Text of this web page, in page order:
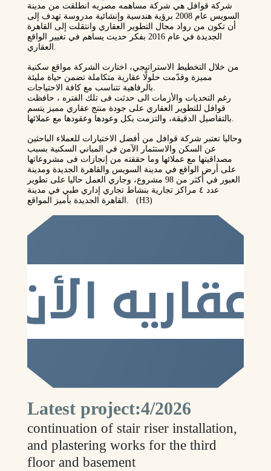
شركة قوافل هي شركة مساهمه مصريه انطلقت من مدينة
السويس عام 2008 برؤية هندسية وإنشائية مدروسة تهدف إلى
أن تكون من رواد مجال التطوير العقاري وانتقلت إلى القاهرة
الجديدة في عام 2016 بفكر حديث يساهم في تغيير الواقع
من خلال التخطيط الاستراتيجي، اختارت الشركة مواقع سكنية
مميزة وقدّمت حلولًا عقارية متكاملة تضمن حياة مليئة
رغم التحديات والأزمات الى حدثت فى تلك الفتره ، حافظت
قوافل للتطوير العقاري على جودة منتج عقاري مميز يتسم
وحاليا تعتبر شركة قوافل من أفضل الاختيارات للعملاء الباحثين
عن السكن والاستثمار الآمن في المباني السكنية بسبب
مصداقيتها مع عملائها وما حققته من إنجازات فى مشروعاتها
على أرض الواقع في مدينة السويس والقاهرة الجديدة ومدينة
العبور في أكثر من 98 مشروع، وجاري العمل حاليا على تطوير
عدد ٤ مراكز تجارية بنشاط تجاري إداري طبي في مدينة
(H3)
Latest project:4/2026
continuation of stair riser installation,
and plastering works for the third
floor and basement